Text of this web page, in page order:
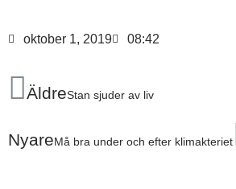
oktober 1, 2019 08:42
ÄldreStan sjuder av liv
NyareMå bra under och efter klimakteriet